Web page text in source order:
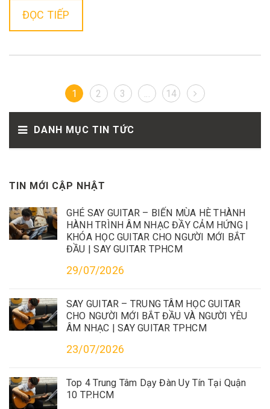
DANH MỤC TIN TỨC
TIN MỚI CẬP NHẬT
GHÉ SAY GUITAR – BIẾN MÙA HÈ THÀNH
HÀNH TRÌNH ÂM NHẠC ĐẦY CẢM HỨNG |
KHÓA HỌC GUITAR CHO NGƯỜI MỚI BẮT
ĐẦU | SAY GUITAR TPHCM
29/07/2026
SAY GUITAR – TRUNG TÂM HỌC GUITAR
CHO NGƯỜI MỚI BẮT ĐẦU VÀ NGƯỜI YÊU
ÂM NHẠC | SAY GUITAR TPHCM
23/07/2026
Top 4 Trung Tâm Dạy Đàn Uy Tín Tại Quận
10 TP.HCM
ĐỌC TIẾP
1 2 3 ... 14